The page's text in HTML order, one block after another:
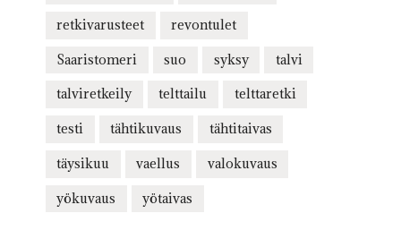
retkivarusteet revontulet
Saaristomeri suo syksy talvi
talviretkeily telttailu telttaretki
testi tähtikuvaus tähtitaivas
täysikuu vaellus valokuvaus
yökuvaus yötaivas